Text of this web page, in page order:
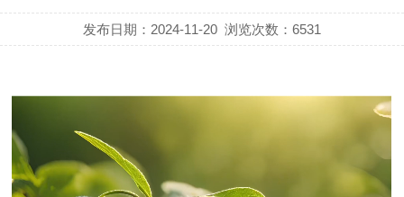
发布日期：2024-11-20 浏览次数：6531